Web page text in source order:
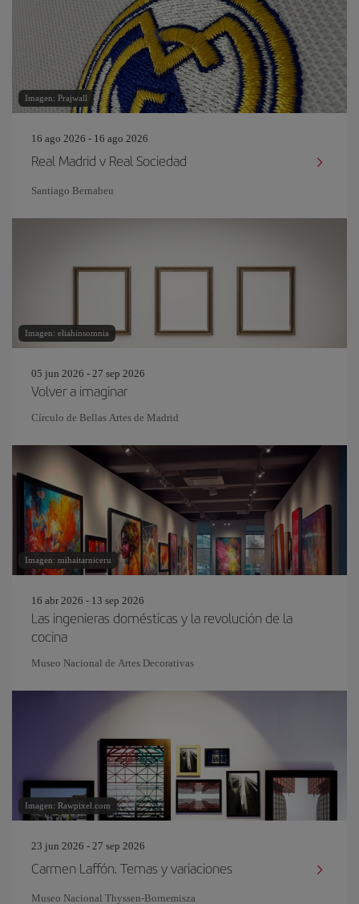
Imagen: Prajwall
16 ago 2026 - 16 ago 2026
Real Madrid v Real Sociedad
Santiago Bernabeu
Imagen: eliahinsomnia
05 jun 2026 - 27 sep 2026
Volver a imaginar
Círculo de Bellas Artes de Madrid
Imagen: mihaitarniceru
16 abr 2026 - 13 sep 2026
Las ingenieras domésticas y la revolución de la
cocina
Museo Nacional de Artes Decorativas
Imagen: Rawpixel.com
23 jun 2026 - 27 sep 2026
Carmen Laffón. Temas y variaciones
Museo Nacional Thyssen-Bornemisza